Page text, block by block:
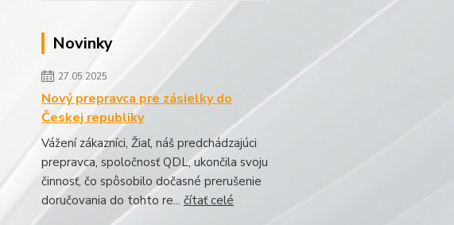
Novinky
27.05.2025
Nový prepravca pre zásielky do
Českej republiky
Vážení zákazníci, Žiaľ, náš predchádzajúci
prepravca, spoločnosť QDL, ukončila svoju
činnosť, čo spôsobilo dočasné prerušenie
doručovania do tohto re... čítať celé